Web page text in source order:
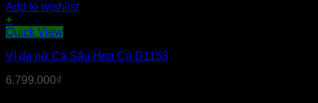
Add to wishlist
+
Quick View
Ví da nữ Cá Sấu Hoa Cà D1153
6.799.000₫